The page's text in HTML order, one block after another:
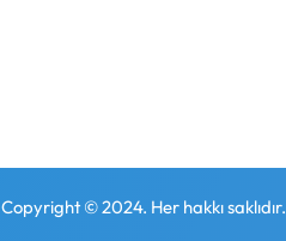
Copyright © 2024. Her hakkı saklıdır.